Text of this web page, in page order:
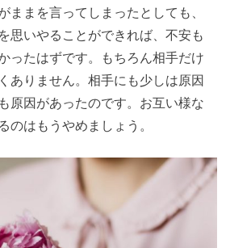
ままを言ってしまったとしても、
思いやることができれば、不安も
ったはずです。もちろん相手だけ
ありません。相手にも少しは原因
原因があったのです。お互い様な
のはもうやめましょう。